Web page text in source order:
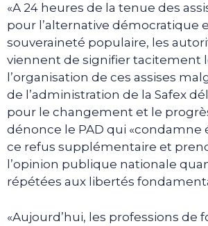
«A 24 heures de la tenue des
pour l’alternative démocratique
souveraineté populaire, les
viennent de signifier tacitement
l’organisation de ces assises
de l’administration de la Safex
pour le changement et le
dénonce le PAD qui
ce refus supplémentaire et
l’opinion publique nationale
répétées aux libertés
«Aujourd’hui, les professions de